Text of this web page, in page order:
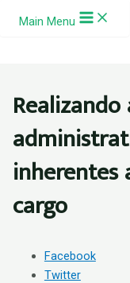
Ir al contenido
Main Menu
inherentes
cargo
Facebook
Twitter